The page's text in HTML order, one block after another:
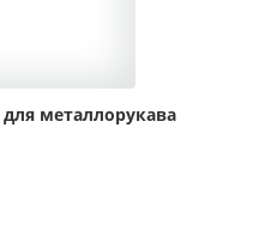
металлорукава